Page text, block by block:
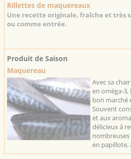
Rillettes de maquereaux
Une recette originale, fraîche et très
ou comme entrée.
Produit de Saison
Maquereau
Avec sa
en oméga-
bon marché
Souvent
et aux
délicieux à
en papillote,